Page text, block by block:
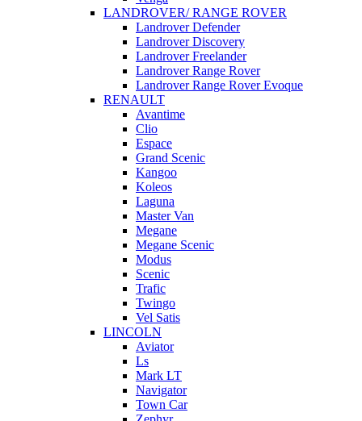
LANDROVER/ RANGE ROVER
Landrover Defender
Landrover Discovery
Landrover Freelander
Landrover Range Rover
Landrover Range Rover Evoque
RENAULT
Avantime
Clio
Espace
Grand Scenic
Kangoo
Koleos
Laguna
Master Van
Megane
Megane Scenic
Modus
Scenic
Trafic
Twingo
Vel Satis
LINCOLN
Aviator
Ls
Mark LT
Navigator
Town Car